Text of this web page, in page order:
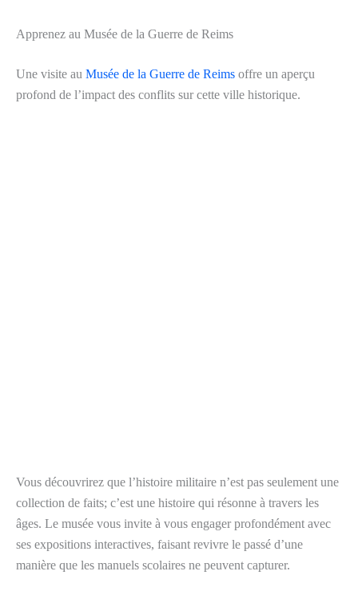
Apprenez au Musée de la Guerre de Reims
Une visite au Musée de la Guerre de Reims offre un aperçu
profond de l’impact des conflits sur cette ville historique.
Vous découvrirez que l’histoire militaire n’est pas seulement une
collection de faits; c’est une histoire qui résonne à travers les
âges. Le musée vous invite à vous engager profondément avec
ses expositions interactives, faisant revivre le passé d’une
manière que les manuels scolaires ne peuvent capturer.